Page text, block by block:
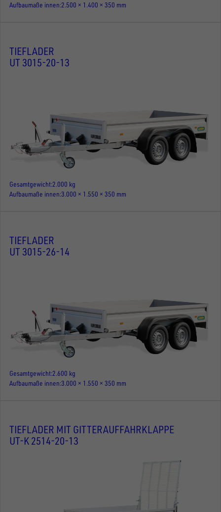
Aufbaumaße innen 2.500 × 1.400 × 350 mm
TIEFLADER
UT 3015-20-13
Gesamtgewicht 2.000 kg
Aufbaumaße innen 3.000 × 1.550 × 350 mm
TIEFLADER
UT 3015-26-14
Gesamtgewicht2.600 kg
Aufbaumaße innen 3.000 × 1.550 × 350 mm
TIEFLADER MIT GITTERAUFFAHRKLAPPE
UT-K 2514-20-13